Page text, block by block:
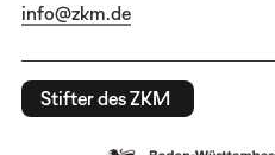
info@zkm.de
Stifter des ZKM